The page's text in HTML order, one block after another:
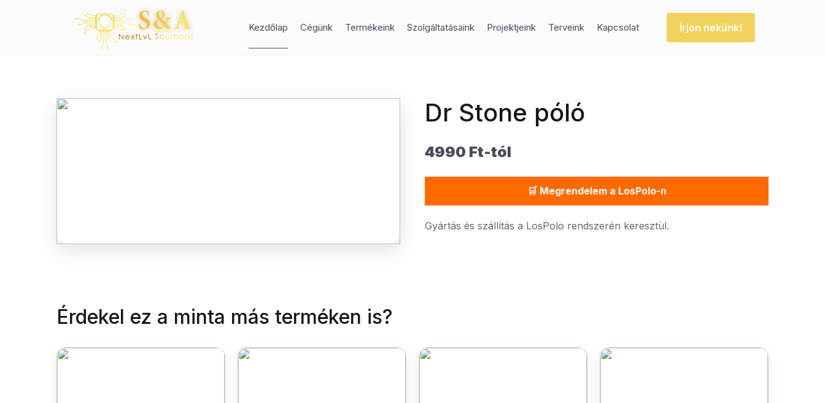
Kezdőlap Cégünk Termékeink Szolgáltatásaink Projektjeink Terveink Kapcsolat Írjon nekünk!
Dr Stone póló
4990 Ft-tól
🛒 Megrendelem a LosPolo-n
Gyártás és szállítás a LosPolo rendszerén keresztül.
Érdekel ez a minta más terméken is?